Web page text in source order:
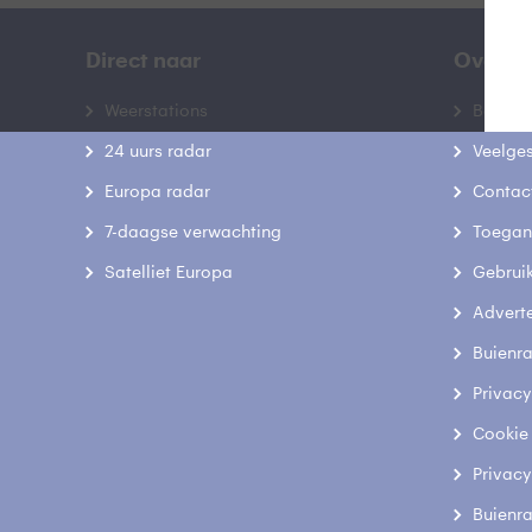
Direct naar
Weerstations
24 uurs radar
Europa radar
7-daagse verwachting
Satelliet Europa
Over